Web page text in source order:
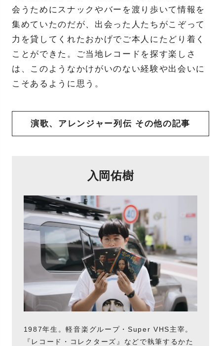
会うためにスナックやバーを渡り歩いて情報を
集めていたのだが、出会った人たちがこぞって
力を貸してくれたおかげでご本人にたどり着く
ことができた。ご当地レコードを探す楽しさ
は、このようなかけがいのない経験や出会いに
こそあるように思う。
演歌、アレンジャー列伝 その他の記事
入岡佑樹
1987年生。軽音楽グループ・Super VHS主宰。
『レコード・コレクターズ』などで執筆するかた